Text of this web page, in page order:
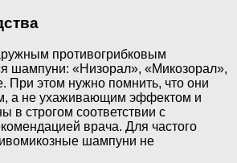
противогрибковым
шампуни: «Низорал», «Микозорал»,
При этом нужно помнить, что они
а не ухаживающим эффектом и
в строгом соответствии с
врача. Для частого
шампуни не